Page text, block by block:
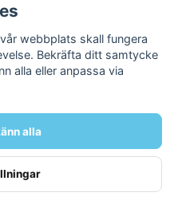
149 kr
webbplats skall fungera
Bekräfta ditt samtycke
alla eller anpassa via
alla